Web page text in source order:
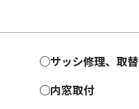
○サッシ修理、取替
○内窓取付